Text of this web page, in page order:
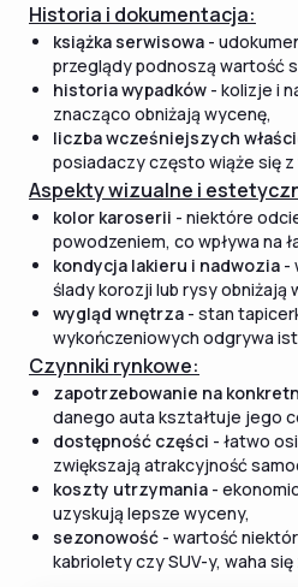
Historia i dokumentacja:
książka serwisowa -
przeglądy podnoszą wartość
historia wypadków - kolizje i
znacząco obniżają wycenę,
liczba wcześniejszych
posiadaczy często wiąże się z
Aspekty wizualne i
kolor karoserii - niektóre
powodzeniem, co wpływa na
kondycja lakieru i nadwozia -
ślady korozji lub rysy obniżają
wygląd wnętrza - stan
wykończeniowych odgrywa
Czynniki rynkowe:
zapotrzebowanie na
danego auta kształtuje jego
dostępność części - łatwo
zwiększają atrakcyjność
koszty utrzymania -
uzyskują lepsze wyceny,
sezonowość - wartość
kabriolety czy SUV-y, waha